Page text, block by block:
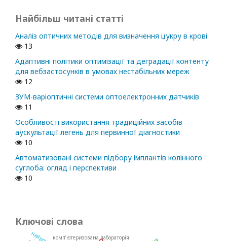
Найбільш читані статті
Аналіз оптичних методів для визначення цукру в крові
13
Адаптивні політики оптимізації та деградації контенту
для вебзастосунків в умовах нестабільних мереж
12
ЗУМ-варіоптичні системи оптоелектронних датчиків
11
Особливості використання традиційних засобів
аускультації легень для первинної діагностики
10
Автоматизовані системи підбору імплантів колінного
суглоба: огляд і перспективи
10
Ключові слова
комп’ютеризована лабораторія